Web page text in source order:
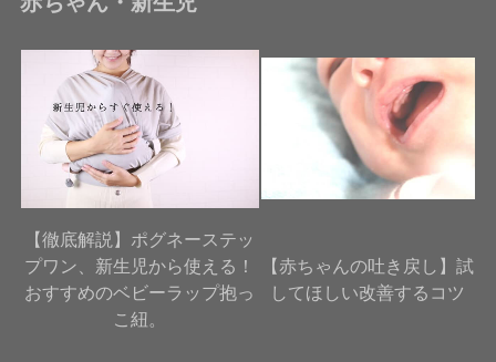
【徹底解説】ポグネーステッ
プワン、新生児から使える！
おすすめのベビーラップ抱っ
こ紐。
【赤ちゃんの吐き戻し】試
してほしい改善するコツ